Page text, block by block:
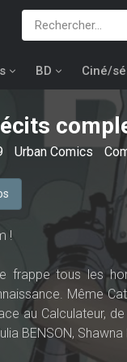
BD Ciné/
Urban Comics
!
frappe tous les
Même
au Calculateur,
BENSON,